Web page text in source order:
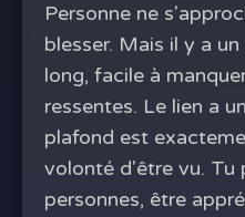
Personne ne
blesser. Mais il y a
long, facile à
ressentes. Le lien a
plafond est
volonté d'être vu. Tu
personnes, être